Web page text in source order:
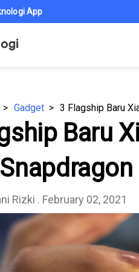
App
Gadget 3 Flagship Baru
Baru
Rizki . February 02, 2021